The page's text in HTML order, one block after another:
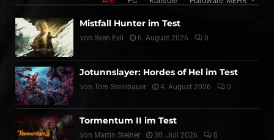
Mistfall Hunter im Test
von Sven Evil 6. August 2026 0
Jotunnslayer: Hordes of Hel im Test
von Tom Steinbauer 4. August 2026 0
Tormentum II im Test
von Martin Steiner 30. Juli 2026 0